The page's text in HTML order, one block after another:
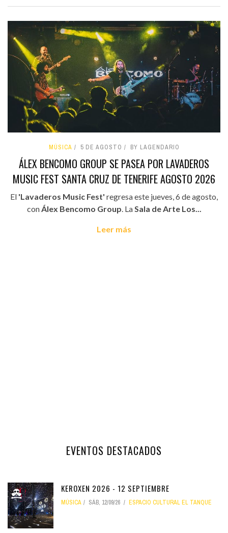
MÚSICA 5 DE AGOSTO BY LAGENDARIO
ÁLEX BENCOMO GROUP SE PASEA POR LAVADEROS
MUSIC FEST SANTA CRUZ DE TENERIFE AGOSTO 2026
El 'Lavaderos Music Fest' regresa este jueves, 6 de agosto,
conÁlex Bencomo Group. LaSala de Arte Los...
Leer más
EVENTOS DESTACADOS
KEROXEN 2026 - 12 SEPTIEMBRE
MÚSICA SÁB, 12/09/26 ESPACIO CULTURAL EL TANQUE